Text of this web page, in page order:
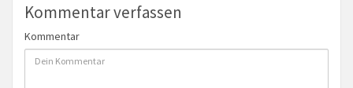
Kommentar verfassen
Kommentar